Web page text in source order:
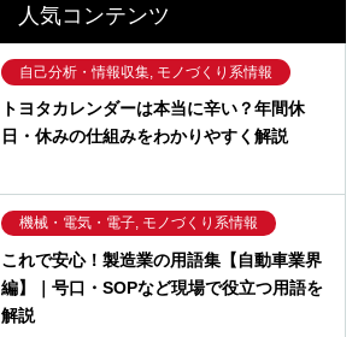
人気コンテンツ
自己分析・情報収集, モノづくり系情報
トヨタカレンダーは本当に辛い？年間休
日・休みの仕組みをわかりやすく解説
機械・電気・電子, モノづくり系情報
これで安心！製造業の用語集【自動車業界
編】｜号口・SOPなど現場で役立つ用語を
解説